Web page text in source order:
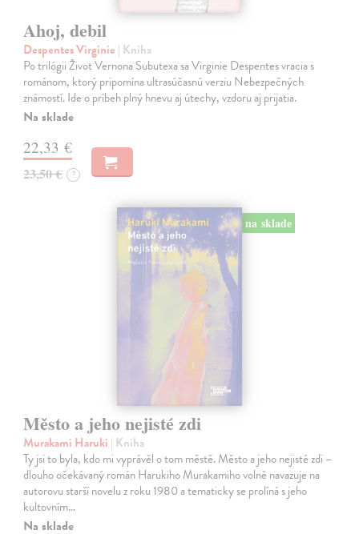
Ahoj, debil
Despentes Virginie | Kniha
Po trilógii Život Vernona Subutexa sa Virginie Despentes vracia s
románom, ktorý pripomína ultrasúčasnú verziu Nebezpečných
známostí. Ide o príbeh plný hnevu aj útechy, vzdoru aj prijatia.
Na sklade
22,33 €
23,50 € ?
na sklade
Město a jeho nejisté zdi
Murakami Haruki | Kniha
Ty jsi to byla, kdo mi vyprávěl o tom městě. Město a jeho nejisté zdi –
dlouho očekávaný román Harukiho Murakamiho volně navazuje na
autorovu starší novelu z roku 1980 a tematicky se prolíná s jeho
kultovním…
Na sklade